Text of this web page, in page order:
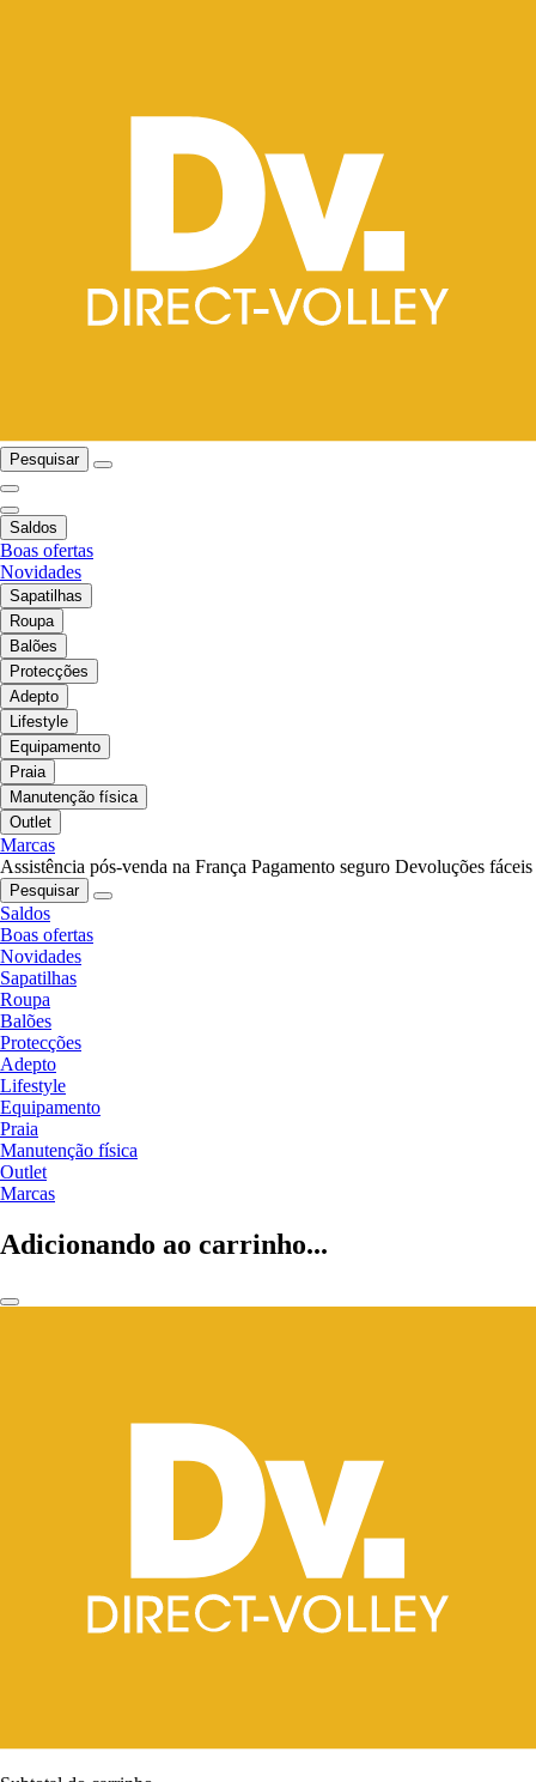
Pesquisar
Saldos
Boas ofertas
Novidades
Sapatilhas
Roupa
Balões
Protecções
Adepto
Lifestyle
Equipamento
Praia
Manutenção física
Outlet
Marcas
Assistência pós-venda na França Pagamento seguro Devoluções fáceis
Pesquisar
Saldos
Boas ofertas
Novidades
Sapatilhas
Roupa
Balões
Protecções
Adepto
Lifestyle
Equipamento
Praia
Manutenção física
Outlet
Marcas
Adicionando ao carrinho...